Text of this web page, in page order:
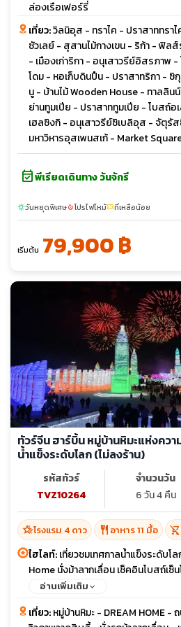
ล่องเรือเฟอร์รี่
เที่ยว:วิลนิอุส - ทราไค - ปราสาททรา
ซัวเลย์ - สุสานไม้กางเขน - ริก้า - ฟิล
- เมืองเก่าริกา - อนุเสาวรีย์อิสรภาพ
โดม - หอเก็บดินปืน - ปราสาทริกา - ซิ
นู - บ้านไม้ Wooden House - ทาลลิน
ย่านทูมเปีย - ปราสาททูมเปีย - โบสถ์อ
เฮลซิงกิ - อนุเสาวรีย์ซิเบลิอุส - จัตุรัส
มหาวิหารอุสเพนสเก้ - Market
event_availableพีเรียดเดินทาง วันจักรี
sunnyวันหยุดพิเศษlocal_fire_departmentโปรไฟไหม้confirmation_numberที่เหลือน้อย
เริ่มต้น 79,900 ฿
ทัวร์จีน ฮาร์บิ้น หมู่บ้านหิมะแห่งควา
น้ำแข็งระดับโลก (ไม่ลงร้าน)
รหัสทัวร์
TVZ10264
จำนวนวัน
6 วัน 4 คืน
hotel_classโรงแรม 4 ดาว restaurant อาหาร 11 มื้อ shopping_cart_off
ไฮไลท์:เที่ยวชมเทศกาลน้ำแข็งระดับโ
Home นั่งม้าลากเลื่อน เช็คอินโบสถ์เซ็น
อ่านเพิ่มเติม
เที่ยว:หมู่บ้านหิมะ - DREAM HOME -